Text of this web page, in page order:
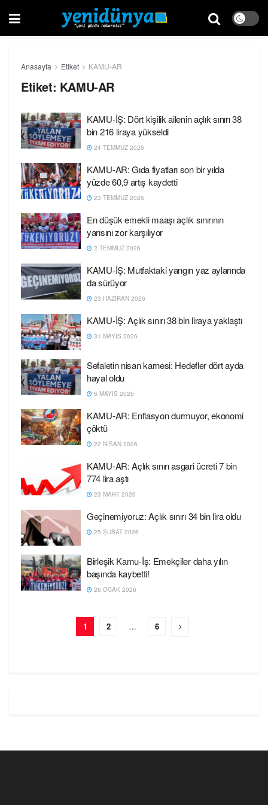
Anasayfa Etiket KAMU-AR
Etiket: KAMU-AR
KAMU-İŞ: Dört kişilik ailenin açlık sınırı 38
bin 216 liraya yükseldi
24 TEMMUZ 2026
KAMU-AR: Gıda fiyatları son bir yılda
yüzde 60,9 artış kaydetti
23 TEMMUZ 2026
En düşük emekli maaşı açlık sınırının
yarısını zor karşılıyor
2 TEMMUZ 2026
KAMU-İŞ: Mutfaktaki yangın yaz aylarında
da sürüyor
23 HAZIRAN 2026
KAMU-İŞ: Açlık sınırı 38 bin liraya yaklaştı
31 MAYIS 2026
Sefaletin nisan karnesi: Hedefler dört ayda
hayal oldu
6 MAYIS 2026
KAMU-AR: Enflasyon durmuyor, ekonomi
çöktü
22 NISAN 2026
KAMU-AR: Açlık sınırı asgari ücreti 7 bin
774 lira aştı
23 MART 2026
Geçinemiyoruz: Açlık sınırı 34 bin lira oldu
25 ŞUBAT 2026
Birleşik Kamu-İş: Emekçiler daha yılın
başında kaybetti!
26 OCAK 2026
1 2 … 6